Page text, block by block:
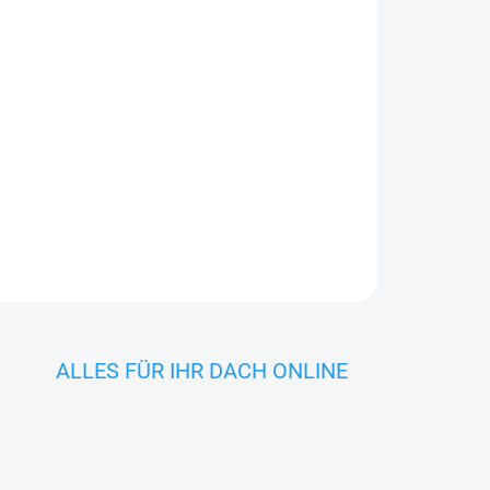
ALLES FÜR IHR DACH ONLINE